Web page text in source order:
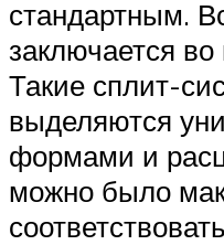
стандартным.
заключается
Такие сплит-
выделяются
формами и
можно было